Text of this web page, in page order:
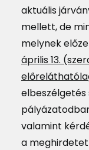
aktuális
mellett, de
melynek
április 13.
valamint
a